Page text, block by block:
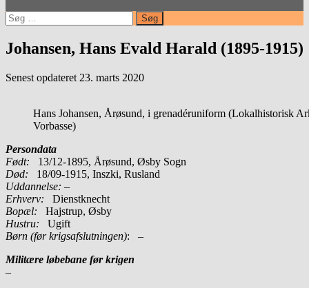
Søg
efter:
Johansen, Hans Evald Harald (1895-1915)
Senest opdateret 23. marts 2020
Hans Johansen, Årøsund, i grenadéruniform (Lokalhistorisk
Vorbasse)
Persondata
Født: 13/12-1895, Årøsund, Øsby Sogn
Død: 18/09-1915, Inszki, Rusland
Uddannelse: –
Erhverv: Dienstknecht
Bopæl: Hajstrup, Øsby
Hustru: Ugift
Børn (før krigsafslutningen): –
Militære løbebane før krigen
–